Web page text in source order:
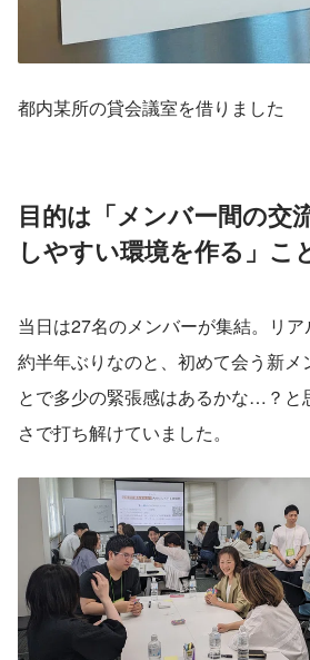
都内某所の貸会議室を借りました
目的は「メンバー間の交
しやすい環境を作る」こ
当日は27名のメンバーが集結。リ
約半年ぶりなのと、初めて会う新メ
とで多少の緊張感はあるかな…？と
さで打ち解けていました。